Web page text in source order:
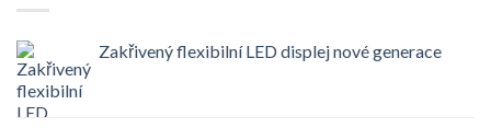
Zakřivený flexibilní LED displej nové generace